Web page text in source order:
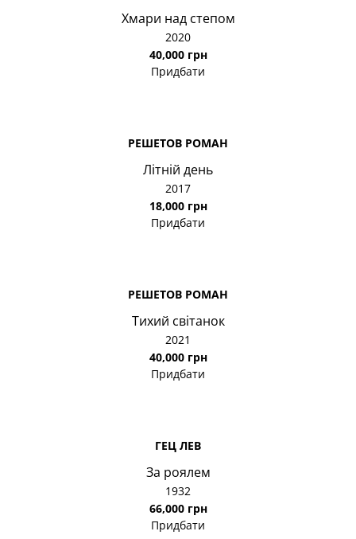
Хмари над степом
2020
40,000 грн
Придбати
РЕШЕТОВ РОМАН
Літній день
2017
18,000 грн
Придбати
РЕШЕТОВ РОМАН
Тихий світанок
2021
40,000 грн
Придбати
ГЕЦ ЛЕВ
За роялем
1932
66,000 грн
Придбати